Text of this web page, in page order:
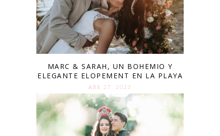
MARC & SARAH, UN BOHEMIO Y
ELEGANTE ELOPEMENT EN LA PLAYA
ABR 27. 2023